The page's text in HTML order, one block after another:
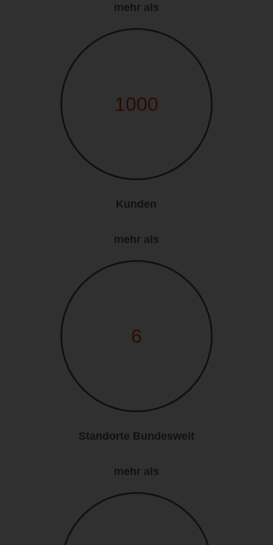
mehr als
1000
Kunden
mehr als
6
Standorte Bundesweit
mehr als